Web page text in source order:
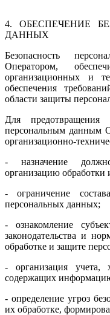
4. ОБЕСПЕЧЕНИЕ
ДАННЫХ
Безопасность
Оператором,
организационных и
обеспечения
области защиты
Для предотвращения
персональным данным
организационно-
- назначение
организацию
- ограничение
персональных данных;
- ознакомление
законодательства и
обработке и защите
- организация учета,
содержащих
- определение угроз
их обработке,